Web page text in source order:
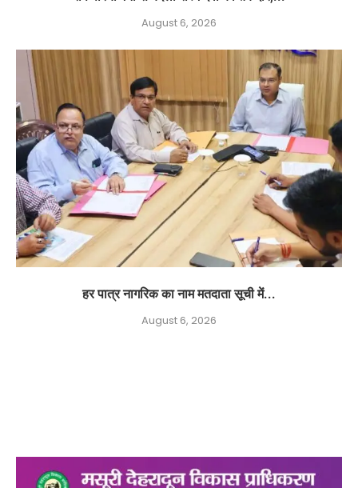
August 6, 2026
हर पात्र नागरिक का नाम मतदाता सूची में...
August 6, 2026